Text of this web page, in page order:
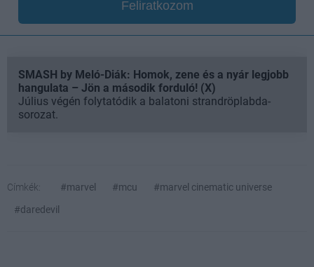
Feliratkozom
SMASH by Meló-Diák: Homok, zene és a nyár legjobb
hangulata – Jön a második forduló! (X)
Július végén folytatódik a balatoni strandröplabda-
sorozat.
Címkék: #marvel #mcu
#marvel cinematic universe
#daredevil